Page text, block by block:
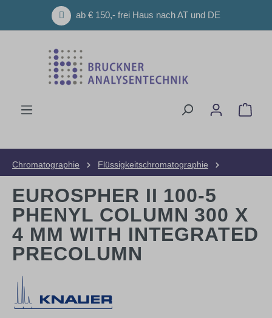
Zum Hauptinhalt springenab € 150,- frei Haus nach AT und DE
Chromatographie
Flüssigkeitschromatographie
EUROSPHER II 100-5
PHENYL COLUMN 300 X
4 MM WITH INTEGRATED
PRECOLUMN